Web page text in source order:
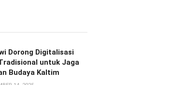
Dorong Digitalisasi
untuk Jaga
Budaya Kaltim